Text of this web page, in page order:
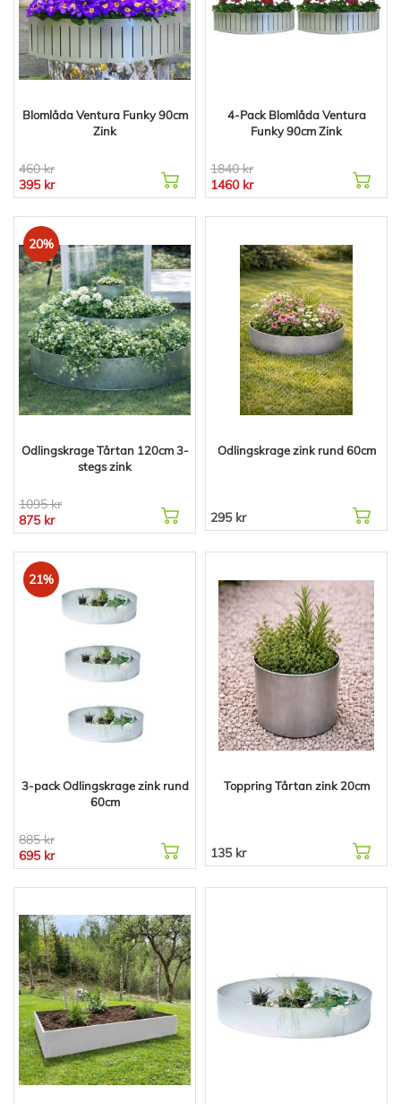
Blomlåda Ventura Funky 90cm
Zink
460 kr
395 kr
4-Pack Blomlåda Ventura
Funky 90cm Zink
1840 kr
1460 kr
20%
Odlingskrage Tårtan 120cm 3-
stegs zink
1095 kr
875 kr
Odlingskrage zink rund 60cm
295 kr
21%
3-pack Odlingskrage zink rund
60cm
885 kr
695 kr
Toppring Tårtan zink 20cm
135 kr